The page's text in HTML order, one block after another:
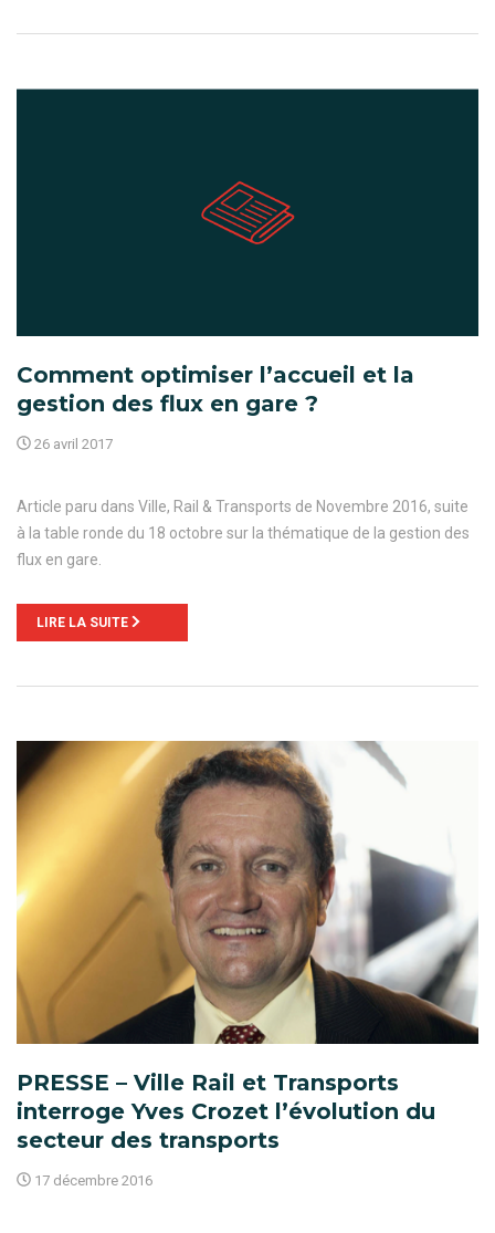
Comment optimiser l’accueil et la
gestion des flux en gare ?
26 avril 2017
Article paru dans Ville, Rail & Transports de Novembre 2016, suite
à la table ronde du 18 octobre sur la thématique de la gestion des
flux en gare.
LIRE LA SUITE
PRESSE – Ville Rail et Transports
interroge Yves Crozet l’évolution du
secteur des transports
17 décembre 2016